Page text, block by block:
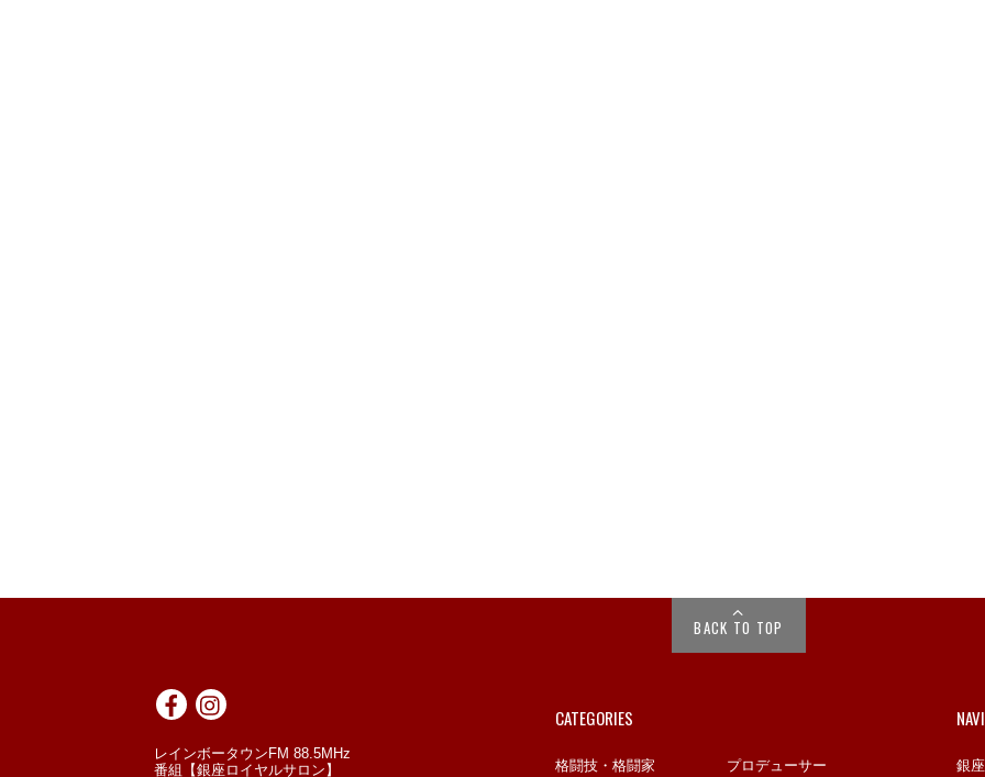
BACK TO TOP
レインボータウンFM 88.5MHz
番組【銀座ロイヤルサロン】
CATEGORIES
格闘技・格闘家 プロデューサー 銀